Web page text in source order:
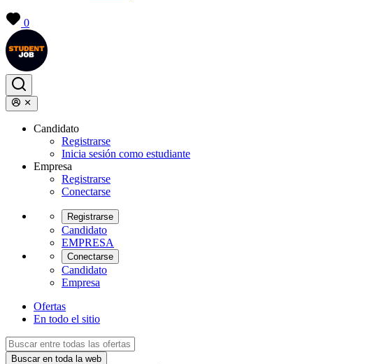
0
Candidato
Registrarse
Inicia sesión como estudiante
Empresa
Registrarse
Conectarse
Registrarse
Candidato
EMPRESA
Conectarse
Candidato
Empresa
Ofertas
En todo el sitio